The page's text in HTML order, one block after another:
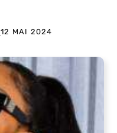
12 MAI 2024